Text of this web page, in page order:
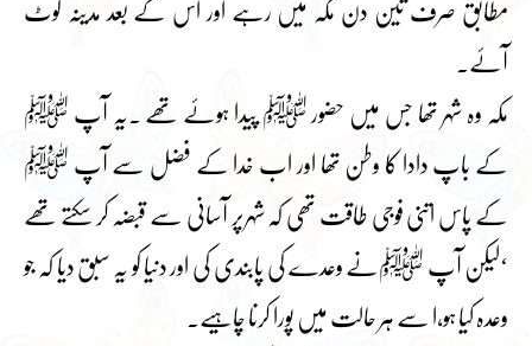
مطابق صرف تین دن مکہ میں رہے اور اس کے بعد مدینہ لوٹ
آئے۔
مکہ وہ شہر تھا جس میں حضور ﷺ پیدا ہوئے تھے ۔یہ آپ ﷺ
کے باپ دادا کا وطن تھا اور اب خدا کے فضل سے آپ ﷺ
کے پاس اتنی فوجی طاقت تھی کہ شہرپر آسانی سے قبضہ کر سکتے تھے
‘لیکن آپ ﷺنے وعدے کی پابندی کی اور دنیا کو یہ سبق دیا کہ جو
وعدہ کیا ہو،ا سے ہر حالت میں پورا کرنا چاہیے۔